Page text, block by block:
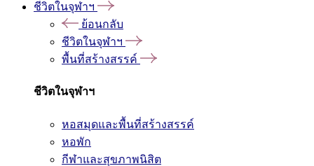
ชีวิตในจุฬาฯ
ย้อนกลับ
ชีวิตในจุฬาฯ
พื้นที่สร้างสรรค์
ชีวิตในจุฬาฯ
หอสมุดและพื้นที่สร้างสรรค์
หอพัก
กีฬาและสุขภาพนิสิต